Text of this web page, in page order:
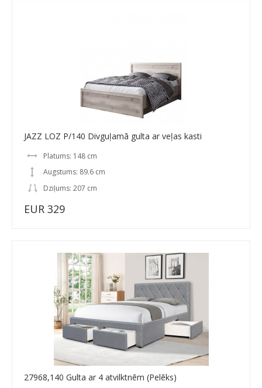
JAZZ LOZ P/140 Divguļamā gulta ar veļas kasti
Platums: 148 cm
Augstums: 89.6 cm
Dziļums: 207 cm
EUR 329
27968,140 Gulta ar 4 atvilktnēm (Pelēks)